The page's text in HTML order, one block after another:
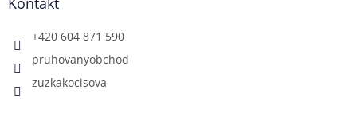
+420 604 871 590
pruhovanyobchod
zuzkakocisova